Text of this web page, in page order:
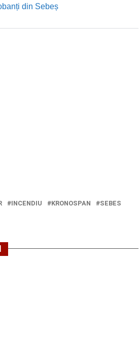
din Sebeș
INCENDIU KRONOSPAN
SEBES